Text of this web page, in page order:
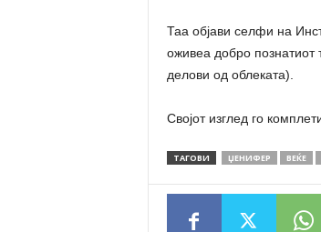
Таа објави селфи на
оживеа добро познатиот
делови од облеката).
Својот изглед го
ТАГОВИ ЏЕНИФЕР ВЕЌЕ